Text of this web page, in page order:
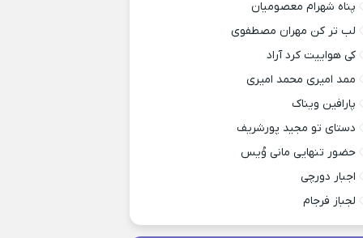
پناه شهرام معصومیان
لب تر کن مهران مصطفوی
کی هواییت کرد آراد
ممد امیری محمد امیری
پارافین ویناک
دستای تو مجید پورشریف
حضور تنهایی مانی وُیس
اجبار دورچی
لجباز فرجام